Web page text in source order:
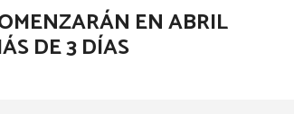
EN ABRIL
DE 3 DÍAS